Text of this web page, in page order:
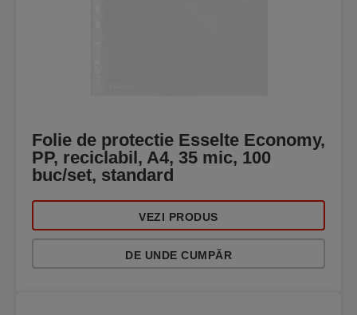
Folie de protectie Esselte Economy,
PP, reciclabil, A4, 35 mic, 100
buc/set, standard
VEZI PRODUS
DE UNDE CUMPĂR